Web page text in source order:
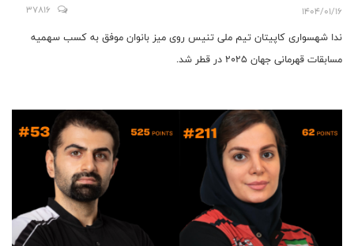
1404/01/16
37816
ندا شهسواری کاپیتان تیم ملی تنیس روی میز بانوان موفق به کسب سهمیه
مسابقات قهرمانی جهان ۲۰۲۵ در قطر شد.